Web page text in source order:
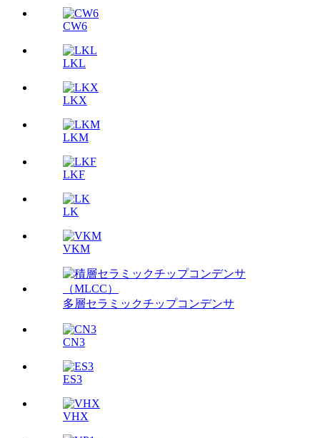
CW6
LKL
LKX
LKM
LKF
LK
VKM
多層セラミックチップコンデンサ
CN3
ES3
VHX